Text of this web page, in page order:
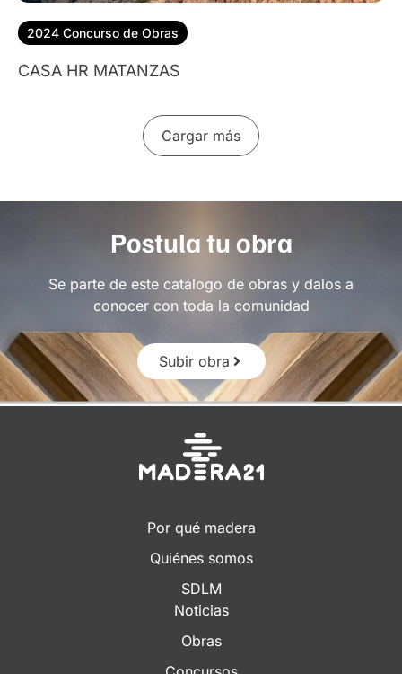
2024 Concurso de Obras
CASA HR MATANZAS
Cargar más
Postula tu obra
Se parte de este catálogo de obras y dalos a
conocer con toda la comunidad
Subir obra
Por qué madera
Quiénes somos
SDLM
Noticias
Obras